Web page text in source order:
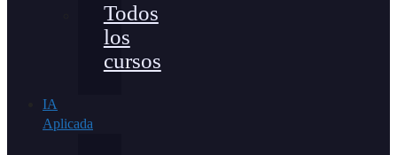
Todos
los
cursos
IA
Aplicada